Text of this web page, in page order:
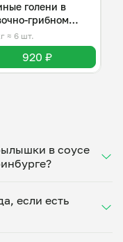
голени в
грибном
≈ 6 шт.
920 ₽
в соусе
свежее
прямо с плиты.
если есть